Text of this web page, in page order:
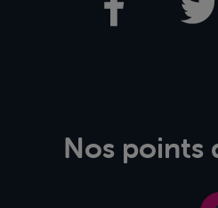
Nos points